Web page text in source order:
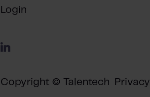
Login
Copyright © Talentech Privacy